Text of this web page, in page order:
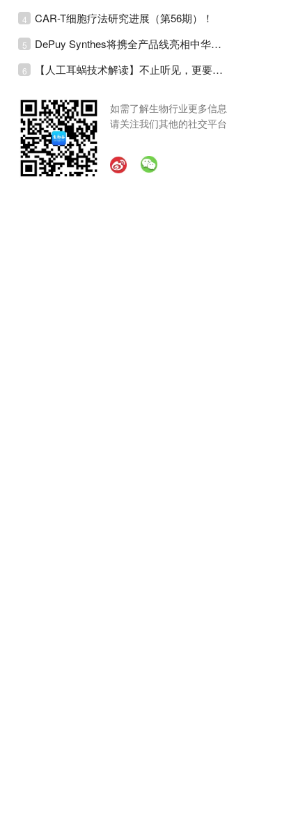
4 CAR-T细胞疗法研究进展（第56期）！
5 DePuy Synthes将携全产品线亮相中华医学会运动医疗分会大会，加码布局中国运动医学创新赛道！
6 【人工耳蜗技术解读】不止听见，更要听见未来 ---- 智能耳蜗，开启人工耳蜗技术新纪元！
如需了解生物行业更多信息
请关注我们其他的社交平台